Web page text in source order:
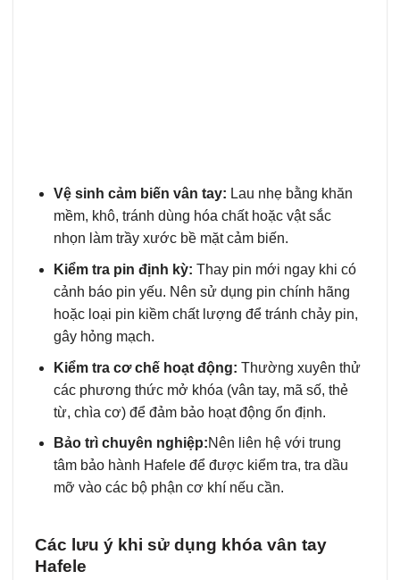
Vệ sinh cảm biến vân tay: Lau nhẹ bằng khăn
mềm, khô, tránh dùng hóa chất hoặc vật sắc
nhọn làm trầy xước bề mặt cảm biến.
Kiểm tra pin định kỳ: Thay pin mới ngay khi có
cảnh báo pin yếu. Nên sử dụng pin chính hãng
hoặc loại pin kiềm chất lượng để tránh chảy pin,
gây hỏng mạch.
Kiểm tra cơ chế hoạt động: Thường xuyên thử
các phương thức mở khóa (vân tay, mã số, thẻ
từ, chìa cơ) để đảm bảo hoạt động ổn định.
Bảo trì chuyên nghiệp:Nên liên hệ với trung
tâm bảo hành Hafele để được kiểm tra, tra dầu
mỡ vào các bộ phận cơ khí nếu cần.
Các lưu ý khi sử dụng khóa vân tay
Hafele